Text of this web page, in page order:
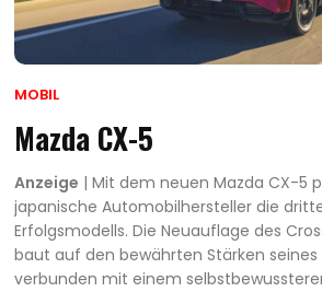
MOBIL
Mazda CX-5
Anzeige | Mit dem neuen Mazda CX-5
japanische Automobilhersteller die
Erfolgsmodells. Die Neuauflage des
baut auf den bewährten Stärken
verbunden mit einem